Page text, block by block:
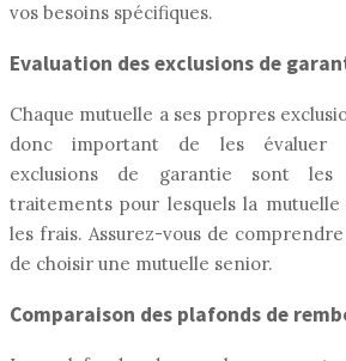
vos besoins spécifiques.
Evaluation des exclusions de
Chaque mutuelle a ses propres
donc important de les évaluer
exclusions de garantie sont
traitements pour lesquels la
les frais. Assurez-vous de
de choisir une mutuelle senior.
Comparaison des plafonds de